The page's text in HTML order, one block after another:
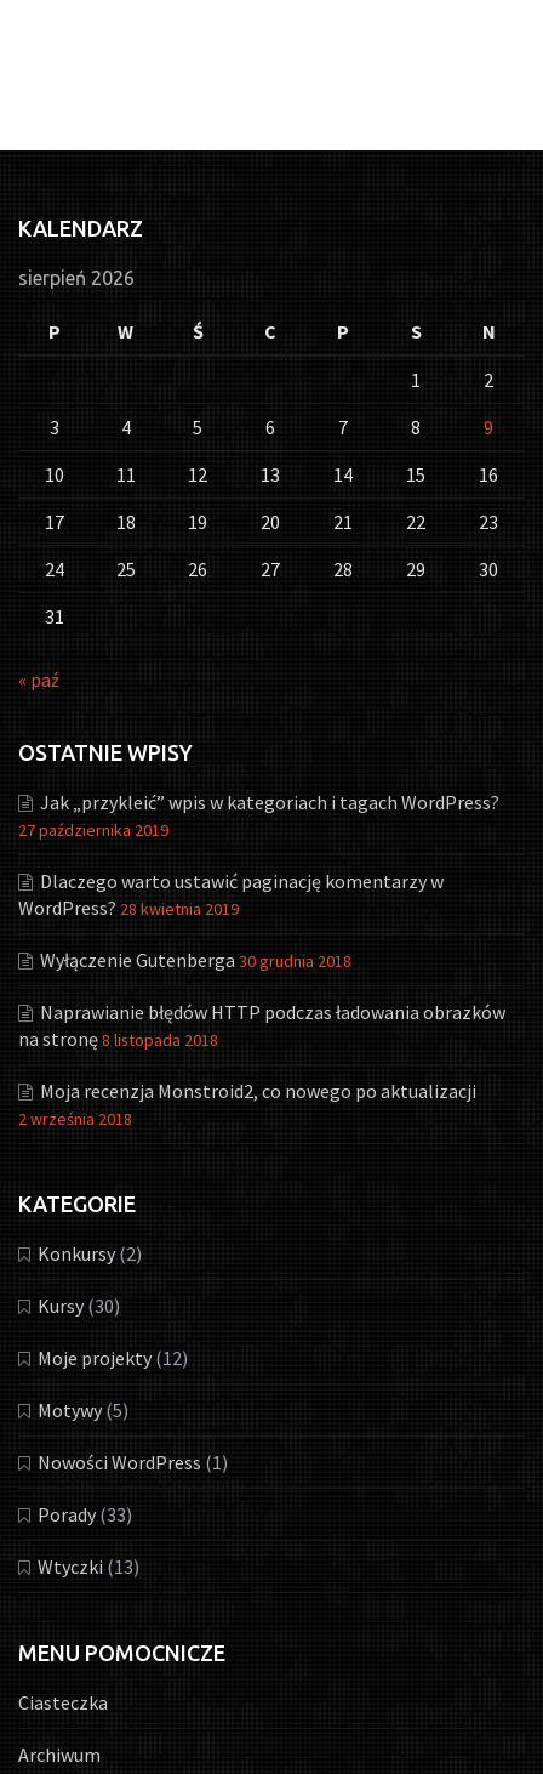
KALENDARZ
sierpień 2026
P W Ś C P S
N
1
2
3
4 5 6 7 8
9
10
11 12 13 14 15
16
17
18 19 20 21 22
23
24
25 26 27 28 29
30
31
« paź
OSTATNIE WPISY
Jak „przykleić” wpis w kategoriach i tagach WordPress?
27 października 2019
Dlaczego warto ustawić paginację komentarzy w
WordPress? 28 kwietnia 2019
Wyłączenie Gutenberga30 grudnia 2018
Naprawianie błędów HTTP podczas ładowania obrazków
na stronę8 listopada 2018
Moja recenzja Monstroid2, co nowego po aktualizacji
2 września 2018
KATEGORIE
Konkursy (2)
Kursy (30)
Moje projekty(12)
Motywy(5)
Nowości WordPress (1)
Porady (33)
Wtyczki (13)
MENU POMOCNICZE
Ciasteczka
Archiwum